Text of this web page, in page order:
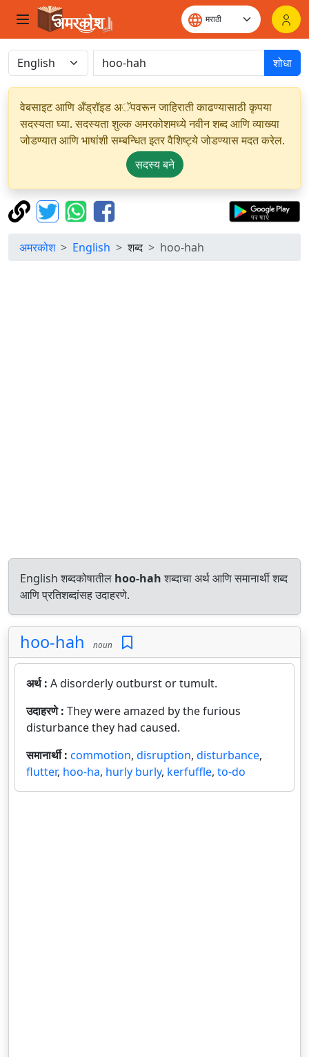
शोधा
वेबसाइट आणि अँड्रॉइड अॅपवरून जाहिराती काढण्यासाठी कृपया
सदस्यता घ्या. सदस्यता शुल्क अमरकोशमध्ये नवीन शब्द आणि व्याख्या
जोडण्यात आणि भाषांशी सम्बन्धित इतर वैशिष्ट्ये जोडण्यास मदत करेल.
सदस्य बने
अमरकोश English शब्द hoo-hah
English शब्दकोषातील hoo-hahशब्दाचा अर्थ आणि समानार्थी शब्द
आणि प्रतिशब्दांसह उदाहरणे.
hoo-hah noun
अर्थ : A disorderly outburst or tumult.
उदाहरणे : They were amazed by the furious
disturbance they had caused.
समानार्थी : commotion, disruption, disturbance,
flutter, hoo-ha, hurly burly, kerfuffle, to-do